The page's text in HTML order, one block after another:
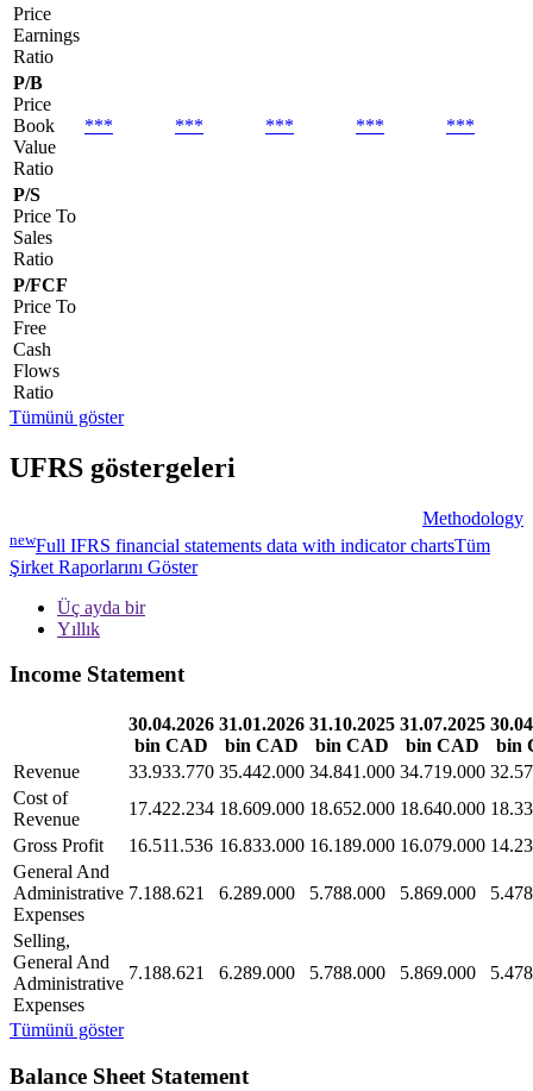
Price
Earnings
Ratio
P/B
Price
Book
Value
Ratio
*** *** *** *** ***
P/S
Price To
Sales
Ratio
P/FCF
Price To
Free
Cash
Flows
Ratio
Tümünü göster
UFRS göstergeleri
Methodology
newFull IFRS financial statements data with indicator chartsTüm
Şirket Raporlarını Göster
Üç ayda bir
Yıllık
Income Statement
30.04.2026
bin CAD
31.01.2026
bin CAD
31.10.2025
bin CAD
31.07.2025
bin CAD
bin
Revenue
33.933.770 35.442.000 34.841.000 34.719.000
Cost of
Revenue
17.422.234 18.609.000 18.652.000 18.640.000
Gross Profit
16.511.536 16.833.000 16.189.000 16.079.000
General And
Administrative
Expenses
7.188.621 6.289.000 5.788.000 5.869.000
Selling,
General And
Administrative
Expenses
7.188.621 6.289.000 5.788.000 5.869.000
Tümünü göster
Balance Sheet Statement